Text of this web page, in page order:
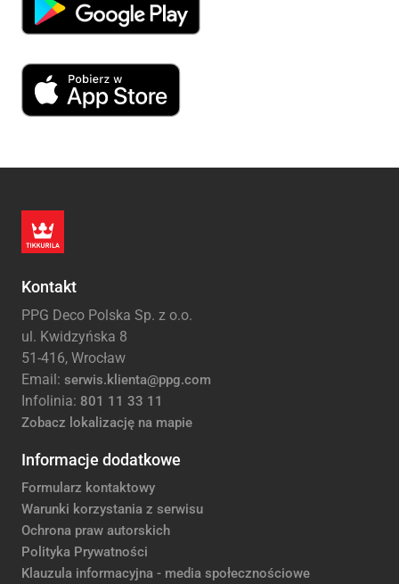
Kontakt
PPG Deco Polska Sp. z o.o.
ul. Kwidzyńska 8
51-416, Wrocław
Email: serwis.klienta@ppg.com
Infolinia: 801 11 33 11
Zobacz lokalizację na mapie
Informacje dodatkowe
Formularz kontaktowy
Warunki korzystania z serwisu
Ochrona praw autorskich
Polityka Prywatności
Klauzula informacyjna - media społecznościowe